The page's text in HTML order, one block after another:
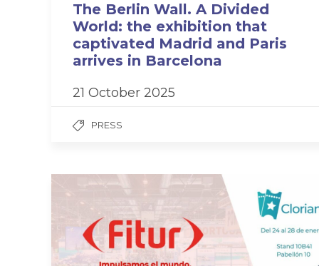
The Berlin Wall. A Divided
World: the exhibition that
captivated Madrid and Paris
arrives in Barcelona
21 October 2025
PRESS